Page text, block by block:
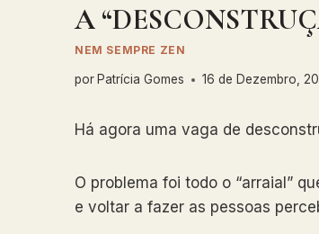
A
NEM SEMPRE ZEN
por Patrícia Gomes 16 de Dezembro,
Há agora uma vaga de
O problema foi todo o “arraial”
e voltar a fazer as pessoas